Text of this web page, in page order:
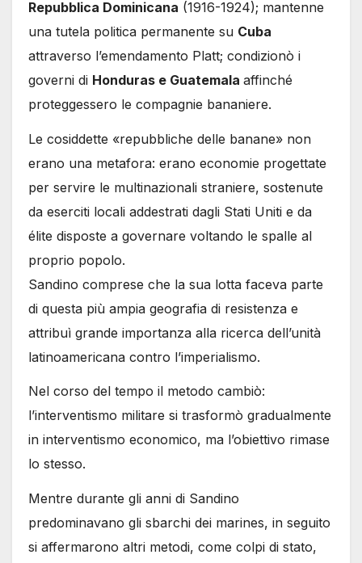
Repubblica Dominicana (1916-1924); mantenne
una tutela politica permanente su Cuba
attraverso l’emendamento Platt; condizionò i
governi di Honduras e Guatemala affinché
proteggessero le compagnie bananiere.
Le cosiddette «repubbliche delle banane» non
erano una metafora: erano economie progettate
per servire le multinazionali straniere, sostenute
da eserciti locali addestrati dagli Stati Uniti e da
élite disposte a governare voltando le spalle al
proprio popolo.
Sandino comprese che la sua lotta faceva parte
di questa più ampia geografia di resistenza e
attribuì grande importanza alla ricerca dell’unità
latinoamericana contro l’imperialismo.
Nel corso del tempo il metodo cambiò:
l’interventismo militare si trasformò gradualmente
in interventismo economico, ma l’obiettivo rimase
lo stesso.
Mentre durante gli anni di Sandino
predominavano gli sbarchi dei marines, in seguito
si affermarono altri metodi, come colpi di stato,